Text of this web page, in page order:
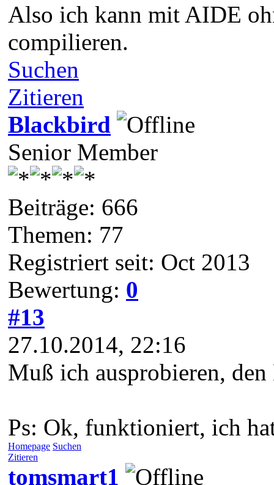
Also ich kann mit AIDE
compilieren.
Suchen
Zitieren
Blackbird
Senior Member
Beiträge: 666
Themen: 77
Registriert seit: Oct 2013
Bewertung: 0
#13
27.10.2014, 22:16
Muß ich ausprobieren,
Ps: Ok, funktioniert, ich
Homepage Suchen
Zitieren
tomsmart1